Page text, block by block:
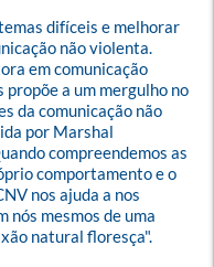
difíceis e melhorar
não violenta.
em comunicação
a um mergulho no
da comunicação não
por Marshal
compreendemos as
comportamento e o
nos ajuda a nos
nós mesmos de uma
natural floresça".